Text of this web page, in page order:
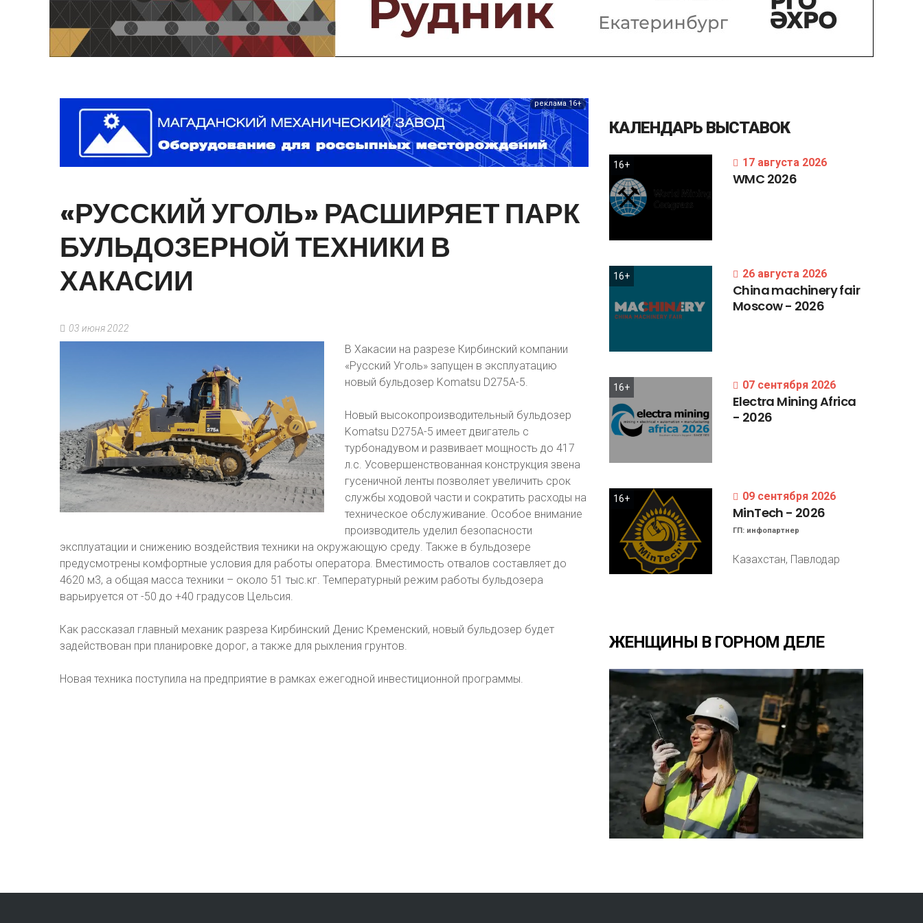
Предприятия и компании
Интервью
Выставки, Конференции
реклама 16+
«РУССКИЙУГОЛЬ»РАСШИРЯЕТПАРК
БУЛЬДОЗЕРНОЙТЕХНИКИ В
ХАКАСИИ
03 июня 2022
В Хакасии на разрезе Кирбинский компании
«Русский Уголь» запущен в эксплуатацию
новый бульдозер Komatsu D275A-5.
Новый высокопроизводительный бульдозер
Komatsu D275A-5 имеет двигатель с
турбонадувом и развивает мощность до 417
л.с. Усовершенствованная конструкция звена
гусеничной ленты позволяет увеличить срок
службы ходовой части и сократить расходы на
техническое обслуживание. Особое внимание
производитель уделил безопасности
эксплуатации и снижению воздействия техники на окружающую среду. Также в бульдозере
предусмотрены комфортные условия для работы оператора. Вместимость отвалов составляет до
4620 м3, а общая масса техники – около 51 тыс.кг. Температурный режим работы бульдозера
варьируется от -50 до +40 градусов Цельсия.
Как рассказал главный механик разреза Кирбинский Денис Кременский, новый бульдозер будет
задействован при планировке дорог, а также для рыхления грунтов.
Новая техника поступила на предприятие в рамках ежегодной инвестиционной программы.
КАЛЕНДАРЬ ВЫСТАВОК
16+ 17 августа 2026
WMC 2026
16+ 26 августа 2026
Chinamachineryfair
Moscow- 2026
16+ 07 сентября 2026
Electra MiningAfrica
- 2026
16+ 09 сентября 2026
MinTech - 2026
ГП: инфопартнер
Казахстан, Павлодар
ЖЕНЩИНЫ В ГОРНОМ ДЕЛЕ